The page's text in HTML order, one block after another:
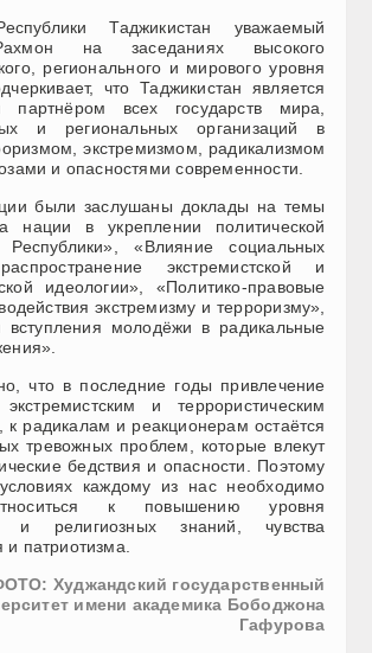
Таджикистан уважаемый
на заседаниях высокого
регионального и мирового уровня
что Таджикистан является
партнёром всех государств мира,
и региональных организаций в
экстремизмом, радикализмом
и опасностями современности.
были заслушаны доклады на темы
нации в укреплении политической
Республики», «Влияние социальных
экстремистской и
идеологии», «Политико-правовые
экстремизму и терроризму»,
вступления молодёжи в радикальные
что в последние годы привлечение
и террористическим
к радикалам и реакционерам остаётся
тревожных проблем, которые влекут
бедствия и опасности. Поэтому
каждому из нас необходимо
к повышению уровня
и религиозных знаний, чувства
патриотизма.
Худжандский государственный
имени академика Бободжона
Гафурова